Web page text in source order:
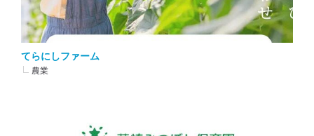
てらにしファーム
農業